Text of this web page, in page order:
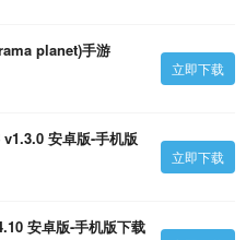
planet)手游
立即下载
安卓版-手机版
立即下载
安卓版-手机版下载